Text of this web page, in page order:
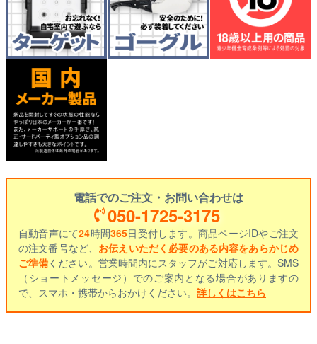
電話でのご注文・お問い合わせは
050-1725-3175
自動音声にて24時間365日受付します。商品ページIDやご注文
の注文番号など、 お伝えいただく必要のある内容をあらかじめ
ご準備ください。営業時間内にスタッフがご対応します。SMS
（ショートメッセージ）でのご案内となる場合がありますの
で、スマホ・携帯からおかけください。 詳しくはこちら